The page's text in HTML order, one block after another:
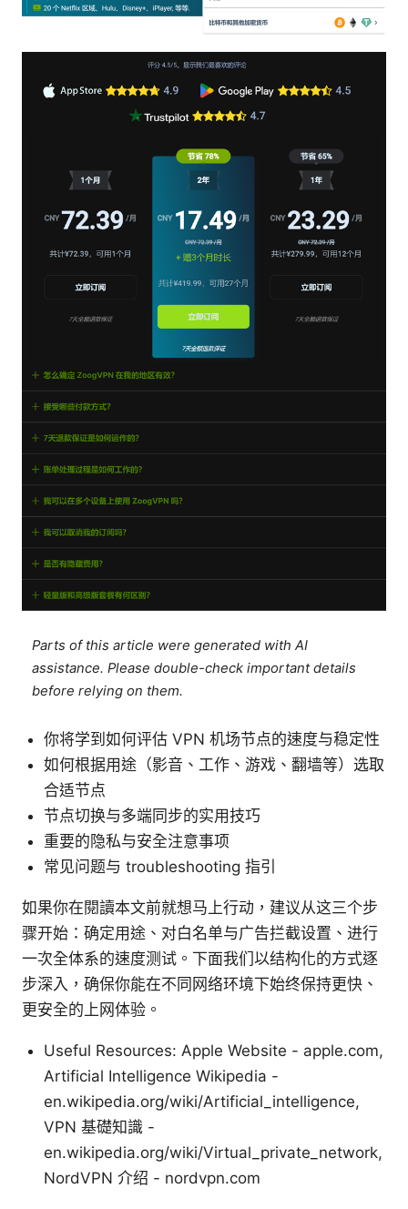
Parts of this article were generated with AI
assistance. Please double-check important details
before relying on them.
你将学到如何评估 VPN 机场节点的速度与稳定性
如何根据用途（影音、工作、游戏、翻墙等）选取
合适节点
节点切换与多端同步的实用技巧
重要的隐私与安全注意事项
常见问题与 troubleshooting 指引
如果你在閱讀本文前就想马上行动，建议从这三个步
骤开始：确定用途、对白名单与广告拦截设置、进行
一次全体系的速度测试。下面我们以结构化的方式逐
步深入，确保你能在不同网络环境下始终保持更快、
更安全的上网体验。
Useful Resources: Apple Website - apple.com,
Artificial Intelligence Wikipedia -
en.wikipedia.org/wiki/Artificial_intelligence,
VPN 基礎知識 -
en.wikipedia.org/wiki/Virtual_private_network,
NordVPN 介绍 - nordvpn.com